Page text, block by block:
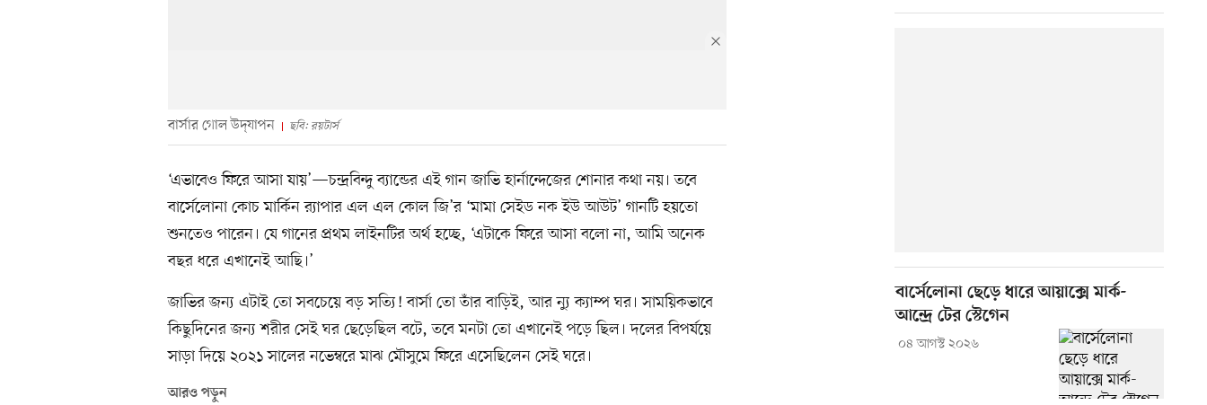
বার্সার গোল উদ্‌যাপন ছবি: রয়টার্স
‘এভাবেও ফিরে আসা যায়’—চন্দ্রবিন্দু ব্যান্ডের এই গান জাভি হার্নান্দেজের শোনার কথা নয়। তবে
বার্সেলোনা কোচ মার্কিন র‍্যাপার এল এল কোল জি’র ‘মামা সেইড নক ইউ আউট’ গানটি হয়তো
শুনতেও পারেন। যে গানের প্রথম লাইনটির অর্থ হচ্ছে, ‘এটাকে ফিরে আসা বলো না, আমি অনেক
বছর ধরে এখানেই আছি।’
জাভির জন্য এটাই তো সবচেয়ে বড় সত্যি! বার্সা তো তাঁর বাড়িই, আর ন্যু ক্যাম্প ঘর। সাময়িকভাবে
কিছুদিনের জন্য শরীর সেই ঘর ছেড়েছিল বটে, তবে মনটা তো এখানেই পড়ে ছিল। দলের বিপর্যয়ে
সাড়া দিয়ে ২০২১ সালের নভেম্বরে মাঝ মৌসুমে ফিরে এসেছিলেন সেই ঘরে।
আরও পড়ুন
বার্সেলোনা ছেড়ে ধারে আয়াক্সে মার্ক-
আন্দ্রে টের স্টেগেন
০৪ আগস্ট ২০২৬